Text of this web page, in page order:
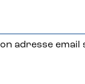
adresse